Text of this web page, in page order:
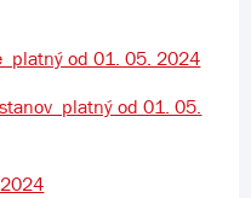
platný od 01. 05. 2024
platný od 01. 05.